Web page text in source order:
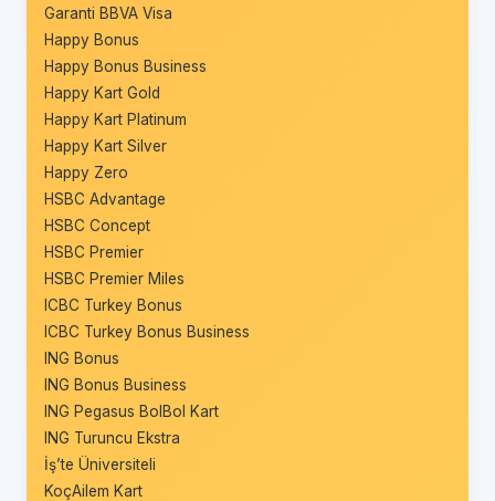
Garanti BBVA Visa
Happy Bonus
Happy Bonus Business
Happy Kart Gold
Happy Kart Platinum
Happy Kart Silver
Happy Zero
HSBC Advantage
HSBC Concept
HSBC Premier
HSBC Premier Miles
ICBC Turkey Bonus
ICBC Turkey Bonus Business
ING Bonus
ING Bonus Business
ING Pegasus BolBol Kart
ING Turuncu Ekstra
İş’te Üniversiteli
KoçAilem Kart